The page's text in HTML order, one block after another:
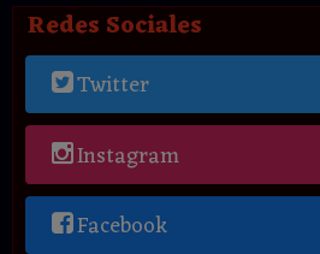
Redes Sociales
Twitter
Instagram
Facebook